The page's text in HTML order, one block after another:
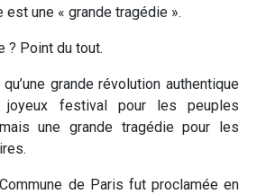
une « grande tragédie ».
? Point du tout.
grande révolution authentique
festival pour les peuples
une grande tragédie pour les
de Paris fut proclamée en